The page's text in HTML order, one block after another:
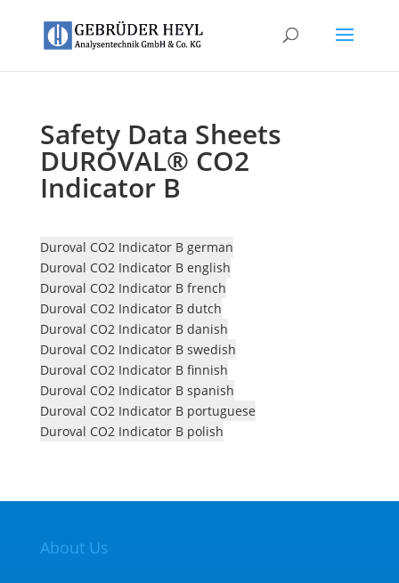
Safety Data Sheets
DUROVAL® CO2
Indicator B
Duroval CO2 Indicator B german
Duroval CO2 Indicator B english
Duroval CO2 Indicator B french
Duroval CO2 Indicator B dutch
Duroval CO2 Indicator B danish
Duroval CO2 Indicator B swedish
Duroval CO2 Indicator B finnish
Duroval CO2 Indicator B spanish
Duroval CO2 Indicator B portuguese
Duroval CO2 Indicator B polish
About Us